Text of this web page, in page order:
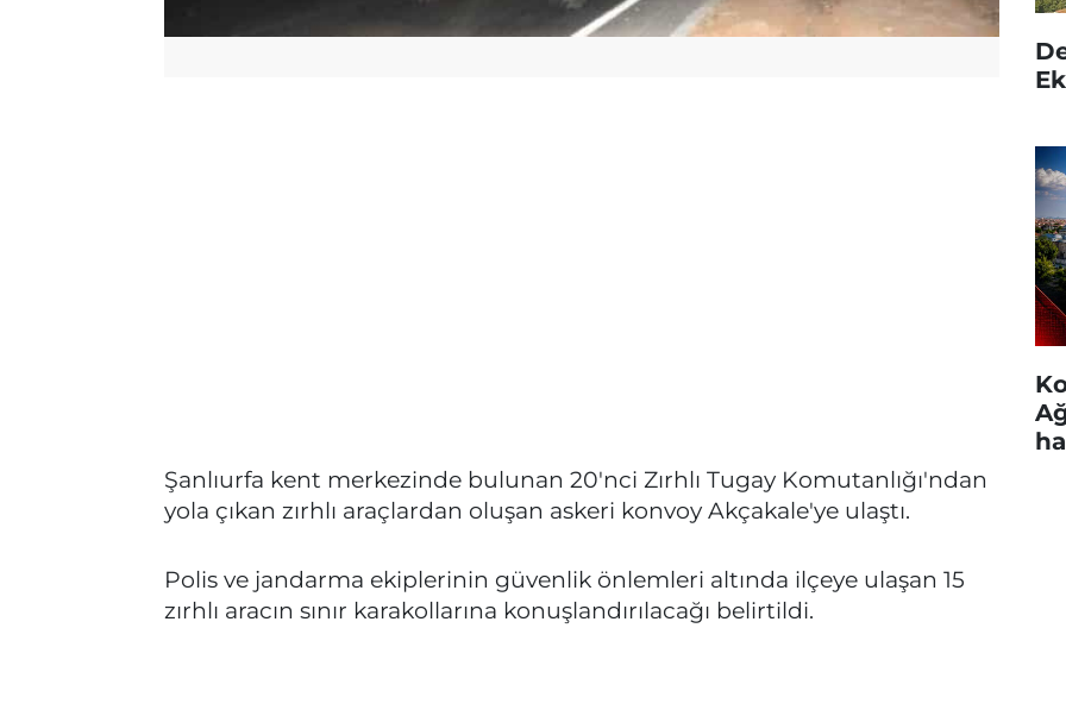
Şanlıurfa kent merkezinde bulunan 20'nci Zırhlı Tugay Komutanlığı'ndan
yola çıkan zırhlı araçlardan oluşan askeri konvoy Akçakale'ye ulaştı.
Polis ve jandarma ekiplerinin güvenlik önlemleri altında ilçeye ulaşan 15
zırhlı aracın sınır karakollarına konuşlandırılacağı belirtildi.